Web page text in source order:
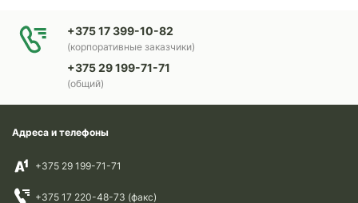
+375 17 399-10-82
(корпоративные заказчики)
+375 29 199-71-71
(общий)
Адреса и телефоны
+375 29 199-71-71
+375 17 220-48-73 (факс)